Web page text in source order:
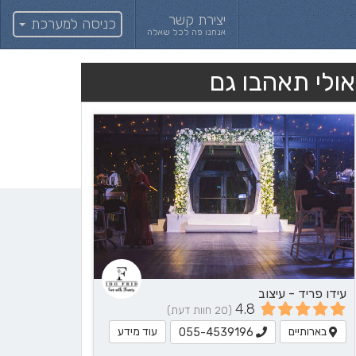
יצירת קשר
אנחנו פה לכל שאלה כניסה למערכת
אולי תאהבו גם
עידו פריד - עיצוב
4.8 (20 חוות דעת)
בארותיים 055-4539196 עוד מידע